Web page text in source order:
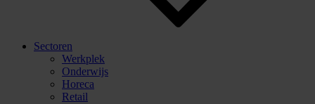
Sectoren
Werkplek
Onderwijs
Horeca
Retail